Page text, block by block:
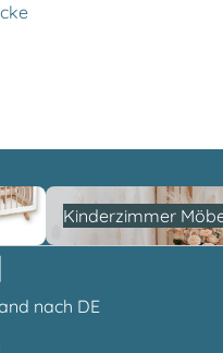
Kinderzimmer Möbel
Kinderzimmer
nach DE